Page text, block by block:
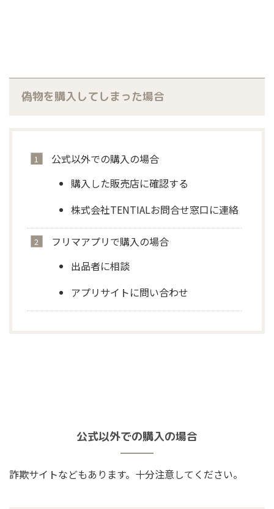
偽物を購入してしまった場合
公式以外での購入の場合
購入した販売店に確認する
株式会社TENTIALお問合せ窓口に連絡
フリマアプリで購入の場合
出品者に相談
アプリサイトに問い合わせ
公式以外での購入の場合
詐欺サイトなどもあります。十分注意してください。